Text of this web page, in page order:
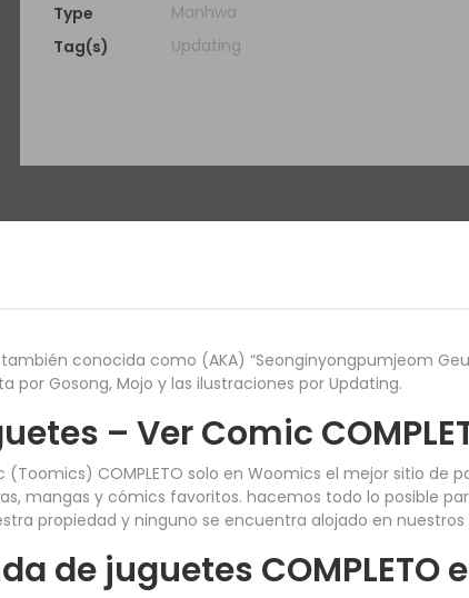
Type
Manhwa
Tag(s)
Updating
también conocida como (AKA) “Seonginyongpumjeom
por Gosong, Mojo y las ilustraciones por Updating.
– Ver Comic
COMPLETO solo en Woomics el mejor sitio
mangas y cómics favoritos. hacemos todo lo posible
propiedad y ninguno se encuentra alojado en nuestros
de juguetes